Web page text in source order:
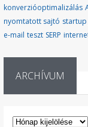
konverzióoptimalizálás
nyomtatott sajtó startup
e-mail teszt SERP
ARCHÍVUM
ARCHÍVUM